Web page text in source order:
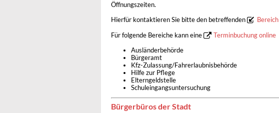
Öffnungszeiten.
Hierfür kontaktieren Sie bitte den betreffenden Bereich
Für folgende Bereiche kann eine Terminbuchung online
Ausländerbehörde
Bürgeramt
Kfz-Zulassung/Fahrerlaubnisbehörde
Hilfe zur Pflege
Elterngeldstelle
Schuleingangsuntersuchung
Bürgerbüros der Stadt